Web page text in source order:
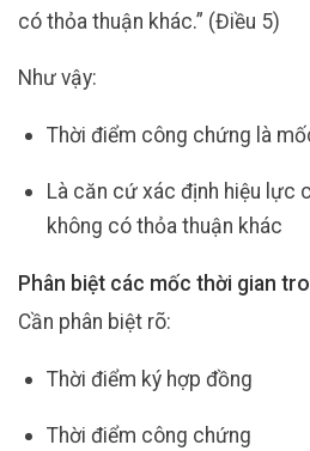
có thỏa thuận khác.” (Điều 5)
Như vậy:
Thời điểm công chứng là
Là căn cứ xác định hiệu lực
không có thỏa thuận khác
Phân biệt các mốc thời gian
Cần phân biệt rõ:
Thời điểm ký hợp đồng
Thời điểm công chứng